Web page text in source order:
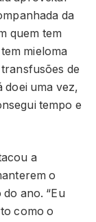
da
quem tem
mieloma
de
doei uma vez,
tempo e
a
o
ano. “Eu
como o